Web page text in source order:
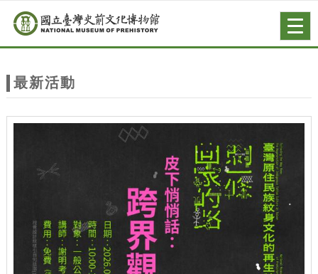
站
主
跳到主要內容
網站導覽
最新活動